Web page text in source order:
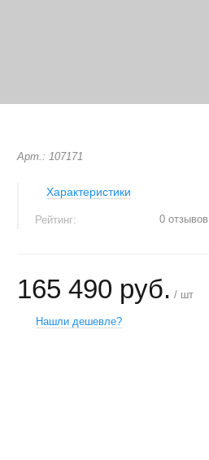
Арт.: 107171
Характеристики
Рейтинг: 0 отзывов
165 490 руб. / шт
Нашли дешевле?